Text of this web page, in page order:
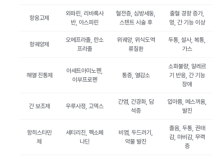
항응고제
와파린, 리바록사
반, 아스피린
혈전증, 심방세동,
스텐트 시술 후
출혈 경향 증가,
멍, 간 기능 이상
항궤양제
오메프라졸, 란소
프라졸
위궤양, 위식도역
류질환
두통, 설사, 복통,
가스
해열 진통제
아세트아미노펜,
이부프로펜
통증, 열감소
소화불량, 알레르
기 반응, 간 기능
장애
간 보조제 우루사정, 고덱스
간염, 간경화, 담
석증
입마름, 메스꺼움,
발진
항히스타민
제
세티리진, 펙소페
나딘
비염, 두드러기,
약물 발진
졸음, 두통, 권태
감, 마비감, 무력
증